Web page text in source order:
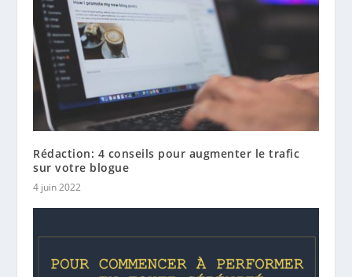
Rédaction: 4 conseils pour augmenter le trafic
sur votre blogue
4 juin 2022